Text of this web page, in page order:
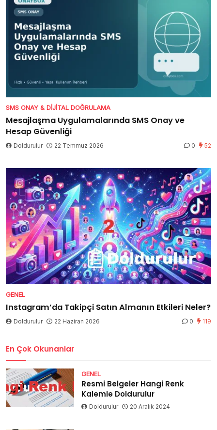
SMS ONAY & DIJITAL DOĞRULAMA
Mesajlaşma Uygulamalarında SMS Onay ve
Hesap Güvenliği
Doldurulur 22 Temmuz 2026 0 52
GENEL
Instagram’da Takipçi Satın Almanın Etkileri Neler?
Doldurulur 22 Haziran 2026 0 119
En Çok Okunanlar
GENEL
Resmi Belgeler Hangi Renk
Kalemle Doldurulur
Doldurulur 20 Aralık 2024